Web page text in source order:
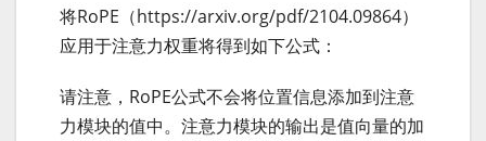
将RoPE（https://arxiv.org/pdf/2104.09864）
应用于注意力权重将得到如下公式：
请注意，RoPE公式不会将位置信息添加到注意
力模块的值中。注意力模块的输出是值向量的加